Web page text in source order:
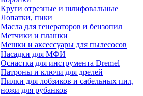
Круги отрезные и шлифовальные
Лопатки, пики
Масла для генераторов и бензопил
Метчики и плашки
Мешки и аксессуары для пылесосов
Насадки для МФИ
Оснастка для инструмента Dremel
Патроны и ключи для дрелей
Пилки для лобзиков и сабельных пил,
ножи для рубанков